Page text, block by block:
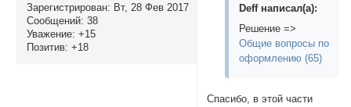
Зарегистрирован: Вт, 28 Фев 2017
Сообщений: 38
Уважение: +15
Позитив: +18
Deff написал(а):
Решение =>
Общие вопросы по
оформлению (65)
Спасибо, в этой части